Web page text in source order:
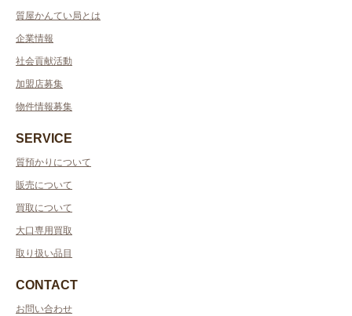
質屋かんてい局とは
企業情報
社会貢献活動
加盟店募集
物件情報募集
SERVICE
質預かりについて
販売について
買取について
大口専用買取
取り扱い品目
CONTACT
お問い合わせ